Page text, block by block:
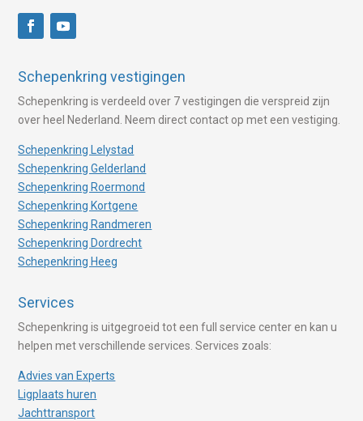
Schepenkring vestigingen
Schepenkring is verdeeld over 7 vestigingen die verspreid zijn
over heel Nederland. Neem direct contact op met een vestiging.
Schepenkring Lelystad
Schepenkring Gelderland
Schepenkring Roermond
Schepenkring Kortgene
Schepenkring Randmeren
Schepenkring Dordrecht
Schepenkring Heeg
Services
Schepenkring is uitgegroeid tot een full service center en kan u
helpen met verschillende services. Services zoals:
Advies van Experts
Ligplaats huren
Jachttransport